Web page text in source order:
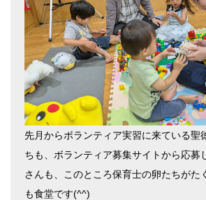
先月からボランティア実習に来ている聖
ちも、ボランティア募集サイトから応募
さんも、このところ保育士の卵たちがた
も食堂です(^^)